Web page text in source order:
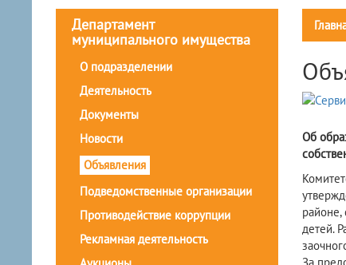
Департамент
муниципального имущества
О подразделении
Деятельность
Документы
Новости
Объявления
Подведомственные организации
Противодействие коррупции
Рекламная деятельность
Об
районе,
детей.